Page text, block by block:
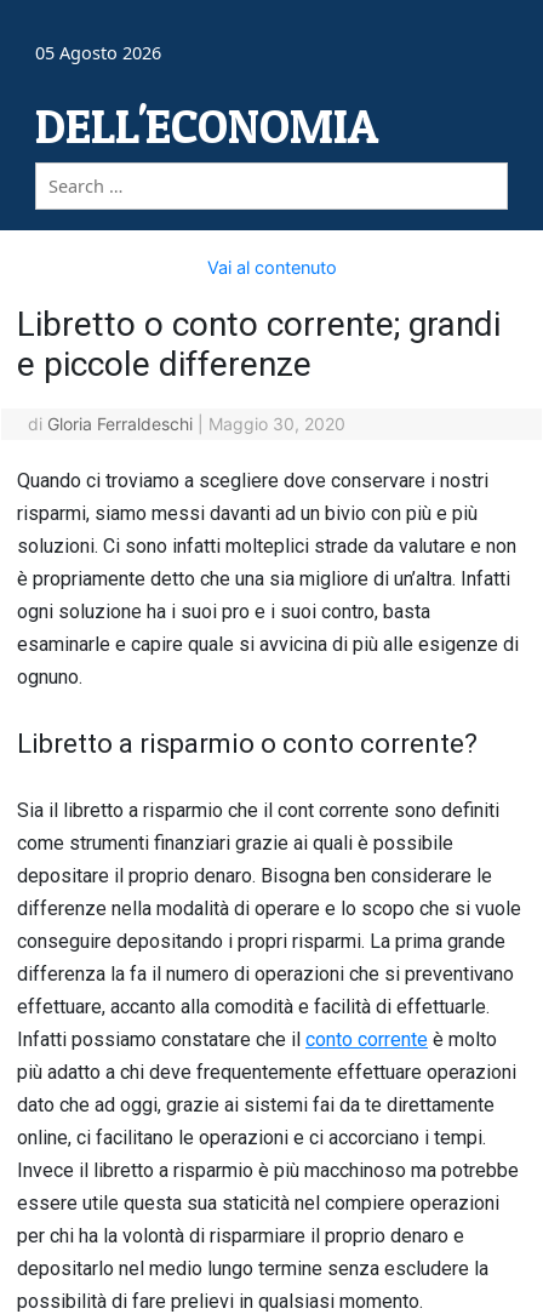
05 Agosto 2026
DELL'ECONOMIA
Vai al contenuto
Libretto o conto corrente; grandi
e piccole differenze
di Gloria Ferraldeschi Maggio 30, 2020
Quando ci troviamo a scegliere dove conservare i nostri
risparmi, siamo messi davanti ad un bivio con più e più
soluzioni. Ci sono infatti molteplici strade da valutare e non
è propriamente detto che una sia migliore di un’altra. Infatti
ogni soluzione ha i suoi pro e i suoi contro, basta
esaminarle e capire quale si avvicina di più alle esigenze di
ognuno.
Libretto a risparmio o conto corrente?
Sia il libretto a risparmio che il cont corrente sono definiti
come strumenti finanziari grazie ai quali è possibile
depositare il proprio denaro. Bisogna ben considerare le
differenze nella modalità di operare e lo scopo che si vuole
conseguire depositando i propri risparmi. La prima grande
differenza la fa il numero di operazioni che si preventivano
effettuare, accanto alla comodità e facilità di effettuarle.
Infatti possiamo constatare che il conto corrente è molto
più adatto a chi deve frequentemente effettuare operazioni
dato che ad oggi, grazie ai sistemi fai da te direttamente
online, ci facilitano le operazioni e ci accorciano i tempi.
Invece il libretto a risparmio è più macchinoso ma potrebbe
essere utile questa sua staticità nel compiere operazioni
per chi ha la volontà di risparmiare il proprio denaro e
depositarlo nel medio lungo termine senza escludere la
possibilità di fare prelievi in qualsiasi momento.